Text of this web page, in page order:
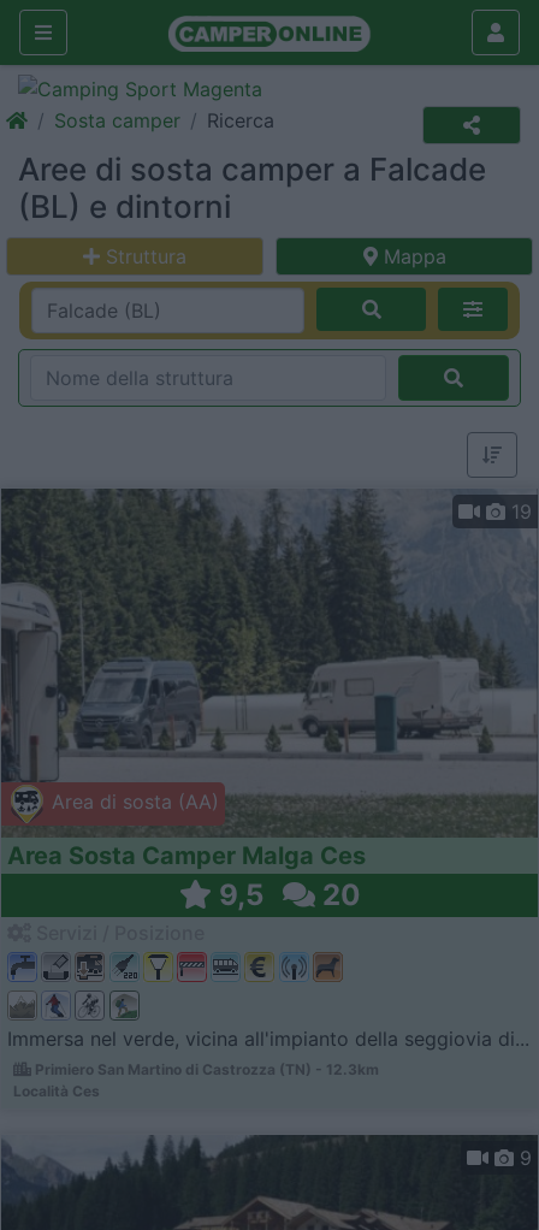
Sosta camper Ricerca
Aree di sosta camper a Falcade
(BL) e dintorni
Struttura Mappa
Area di sosta (AA)
19
Area Sosta Camper Malga Ces
9,5 20
Immersa nel verde, vicina all'impianto della seggiovia di...
Primiero San Martino di Castrozza (TN) - 12.3km
Località Ces
9